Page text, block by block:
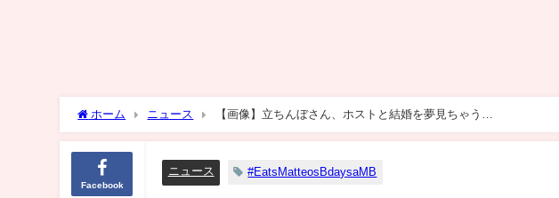
ホーム ニュース 【画像】立ちんぼさん、ホストと結婚を夢見ちゃう…
Facebook
ニュース #EatsMatteosBdaysaMB